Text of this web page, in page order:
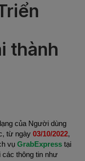
thành
của Người dùng
từ ngày 03/10/2022,
vụ GrabExpress tại
thông tin như